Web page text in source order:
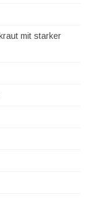
mit starker